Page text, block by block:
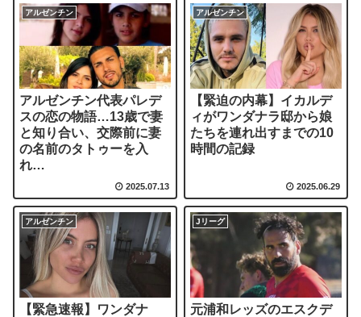
アルゼンチン
アルゼンチン代表パレデ
スの恋の物語…13歳で妻
と知り合い、交際前に妻
の名前のタトゥーを入
れ…
2025.07.13
アルゼンチン
【緊迫の内幕】イカルデ
ィがワンダナラ邸から娘
たちを連れ出すまでの10
時間の記録
2025.06.29
アルゼンチン
【緊急速報】ワンダナ
Jリーグ
元浦和レッズのエスクデ